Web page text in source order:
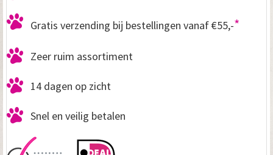
Gratis verzending bij bestellingen vanaf €55,-*
Zeer ruim assortiment
14 dagen op zicht
Snel en veilig betalen